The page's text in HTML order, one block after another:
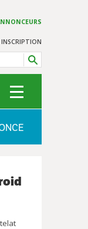
INSCRIPTION